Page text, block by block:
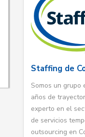
Staffing de
Somos un grupo
años de
experto en el
de servicios
outsourcing en